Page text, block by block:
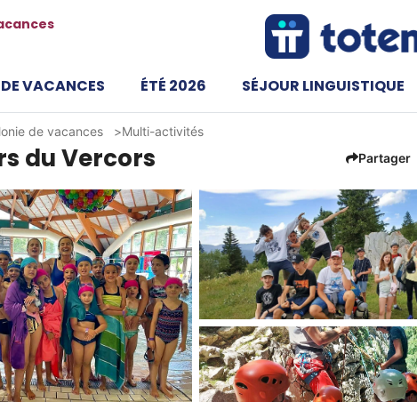
VACANCES ÉTÉ 2026 SÉJOUR LINGUISTIQUE
de vacances Multi-activités
du Vercors Partager